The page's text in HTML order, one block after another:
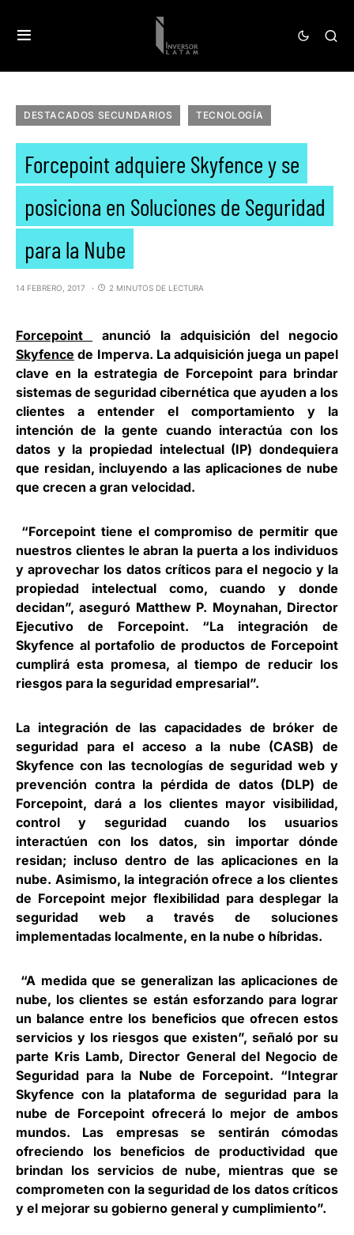
DESTACADOS SECUNDARIOS TECNOLOGÍA
Forcepoint adquiere Skyfence y se
posiciona en Soluciones de Seguridad
para la Nube
14 FEBRERO, 2017 2 MINUTOS DE LECTURA
Forcepoint
anunció la adquisición del negocio
Skyfence de Imperva. La adquisición juega un papel
clave en la estrategia de Forcepoint para brindar
sistemas de seguridad cibernética que ayuden a los
clientes a entender el comportamiento y la
intención de la gente cuando interactúa con los
datos y la propiedad intelectual (IP) dondequiera
que residan, incluyendo a las aplicaciones de nube
que crecen a gran velocidad.
“Forcepoint tiene el compromiso de permitir que
nuestros clientes le abran la puerta a los individuos
y aprovechar los datos críticos para el negocio y la
propiedad intelectual como, cuando y donde
decidan”, aseguró Matthew P. Moynahan, Director
Ejecutivo de Forcepoint. “La integración de
Skyfence al portafolio de productos de Forcepoint
cumplirá esta promesa, al tiempo de reducir los
riesgos para la seguridad empresarial”.
La integración de las capacidades de bróker de
seguridad para el acceso a la nube (CASB) de
Skyfence con las tecnologías de seguridad web y
prevención contra la pérdida de datos (DLP) de
Forcepoint, dará a los clientes mayor visibilidad,
control y seguridad cuando los usuarios
interactúen con los datos, sin importar dónde
residan; incluso dentro de las aplicaciones en la
nube. Asimismo, la integración ofrece a los clientes
de Forcepoint mejor flexibilidad para desplegar la
seguridad web a través de soluciones
implementadas localmente, en la nube o híbridas.
“A medida que se generalizan las aplicaciones de
nube, los clientes se están esforzando para lograr
un balance entre los beneficios que ofrecen estos
servicios y los riesgos que existen”, señaló por su
parte Kris Lamb, Director General del Negocio de
Seguridad para la Nube de Forcepoint. “Integrar
Skyfence con la plataforma de seguridad para la
nube de Forcepoint ofrecerá lo mejor de ambos
mundos. Las empresas se sentirán cómodas
ofreciendo los beneficios de productividad que
brindan los servicios de nube, mientras que se
comprometen con la seguridad de los datos críticos
y el mejorar su gobierno general y cumplimiento”.